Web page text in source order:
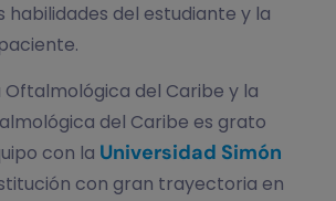
del estudiante y la
Oftalmológica del Caribe y la
del Caribe es grato
con la Universidad Simón
con gran trayectoria en